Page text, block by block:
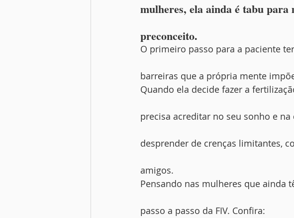
mulheres, ela ainda é tabu para
preconceito.
O primeiro passo para a paciente
barreiras que a própria mente
Quando ela decide fazer a
precisa acreditar no seu sonho e
desprender de crenças limitantes,
amigos.
Pensando nas mulheres que ainda
passo a passo da FIV. Confira: